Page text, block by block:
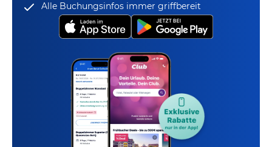
Alle Buchungsinfos immer griffbereit